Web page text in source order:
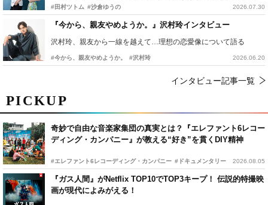
PICKUP
奇妙で自由な音楽家集団の真実とは？『エレファント6レコー
ディング・カンパニー』が教える“好き”を貫くDIY精神
#エレファント6レコーディング・カンパニー #ドキュメンタリー 2026.08.05
『ガス人間』がNetflix TOP10でTOP3キープ！ 伝説的特撮映
画が現代によみがえる！
#田村ツトム #沙倉ゆうの 2026.07.30
『今から、親友やめようか。』沢村玲インタビュー
沢村玲、親友から一線を越えて…理想の恋愛像について語る
#今から、親友やめようか。 #沢村玲 2026.06.20
インタビュー記事一覧